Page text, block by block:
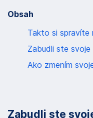
Obsah
Takto si spravíte
Zabudli ste svoje
Ako zmením
Zabudli ste